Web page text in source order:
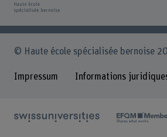
© Haute école spécialisée bernoise
Impressum Informations